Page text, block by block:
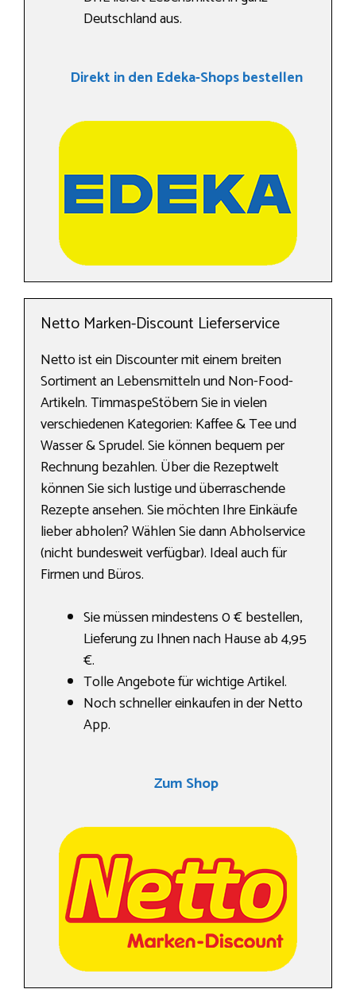
Deutschland aus.
Direkt in den Edeka-Shops bestellen
Netto Marken-Discount Lieferservice
Netto ist ein Discounter mit einem breiten
Sortiment an Lebensmitteln und Non-Food-
Artikeln. TimmaspeStöbern Sie in vielen
verschiedenen Kategorien: Kaffee & Tee und
Wasser & Sprudel. Sie können bequem per
Rechnung bezahlen. Über die Rezeptwelt
können Sie sich lustige und überraschende
Rezepte ansehen. Sie möchten Ihre Einkäufe
lieber abholen? Wählen Sie dann Abholservice
(nicht bundesweit verfügbar). Ideal auch für
Firmen und Büros.
Sie müssen mindestens 0 € bestellen,
Lieferung zu Ihnen nach Hause ab 4,95
€.
Tolle Angebote für wichtige Artikel.
Noch schneller einkaufen in der Netto
App.
Zum Shop